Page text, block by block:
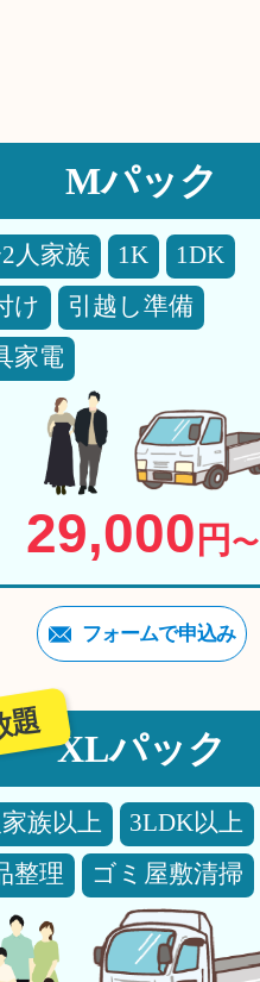
Mパック
人家族 1K
1DK
け
引越し準備
家電
29,000 円 〜
フォームで申込み
XLパック
族以上
3LDK以上
整理
ゴミ屋敷清掃
題